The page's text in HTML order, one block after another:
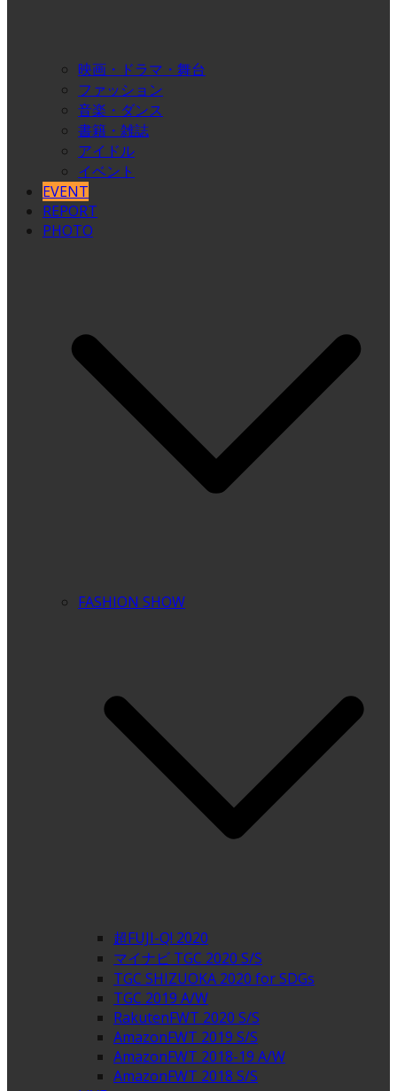
映画・ドラマ・舞台
ファッション
音楽・ダンス
書籍・雑誌
アイドル
イベント
EVENT
REPORT
PHOTO
FASHION SHOW
超FUJI-Q! 2020
マイナビ TGC 2020 S/S
TGC SHIZUOKA 2020 for SDGs
TGC 2019 A/W
RakutenFWT 2020 S/S
AmazonFWT 2019 S/S
AmazonFWT 2018-19 A/W
AmazonFWT 2018 S/S